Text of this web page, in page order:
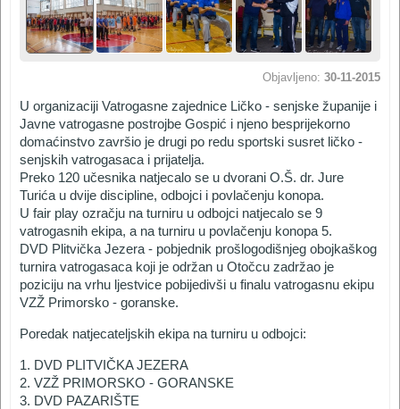
Objavljeno: 30-11-2015
U organizaciji Vatrogasne zajednice Ličko - senjske županije i
Javne vatrogasne postrojbe Gospić i njeno besprijekorno
domaćinstvo završio je drugi po redu sportski susret ličko -
senjskih vatrogasaca i prijatelja.
Preko 120 učesnika natjecalo se u dvorani O.Š. dr. Jure
Turića u dvije discipline, odbojci i povlačenju konopa.
U fair play ozračju na turniru u odbojci natjecalo se 9
vatrogasnih ekipa, a na turniru u povlačenju konopa 5.
DVD Plitvička Jezera - pobjednik prošlogodišnjeg obojkaškog
turnira vatrogasaca koji je održan u Otočcu zadržao je
poziciju na vrhu ljestvice pobijedivši u finalu vatrogasnu ekipu
VZŽ Primorsko - goranske.
Poredak natjecateljskih ekipa na turniru u odbojci:
1. DVD PLITVIČKA JEZERA
2. VZŽ PRIMORSKO - GORANSKE
3. DVD PAZARIŠTE